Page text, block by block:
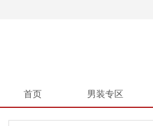
首页 男装专区